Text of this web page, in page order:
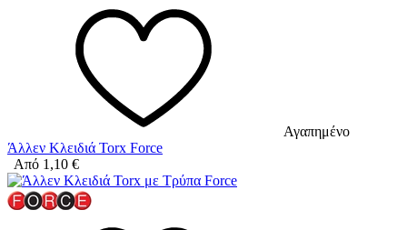
Αγαπημένο
Άλλεν Κλειδιά Torx Force
Από 1,10 €